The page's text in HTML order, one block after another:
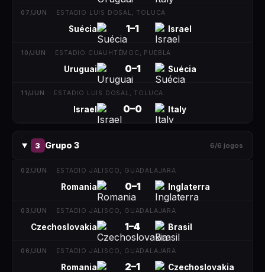
07/JUN · ESTADIO LUIS DOSAL, TOLUCA
Suécia 1–1 Israel
10/JUN · ESTADIO CUAUHTÉMOC, PUEBLA
Uruguai 0–1 Suécia
11/JUN · ESTADIO LUIS DOSAL, TOLUCA
Israel 0–0 Italy
3 Grupo 3 6/6 jogos
02/JUN · ESTADIO JALISCO, GUADALAJARA
Romania 0–1 Inglaterra
03/JUN · ESTADIO JALISCO, GUADALAJARA
Czechoslovakia 1–4 Brasil
06/JUN · ESTADIO JALISCO, GUADALAJARA
Romania 2–1 Czechoslovakia